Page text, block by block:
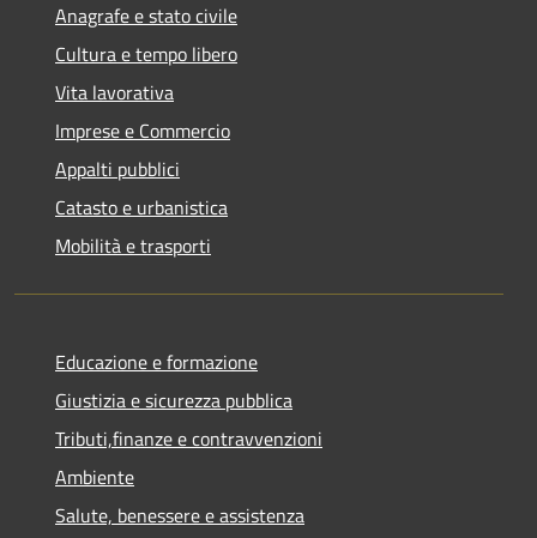
Anagrafe e stato civile
Cultura e tempo libero
Vita lavorativa
Imprese e Commercio
Appalti pubblici
Catasto e urbanistica
Mobilità e trasporti
Educazione e formazione
Giustizia e sicurezza pubblica
Tributi,finanze e contravvenzioni
Ambiente
Salute, benessere e assistenza